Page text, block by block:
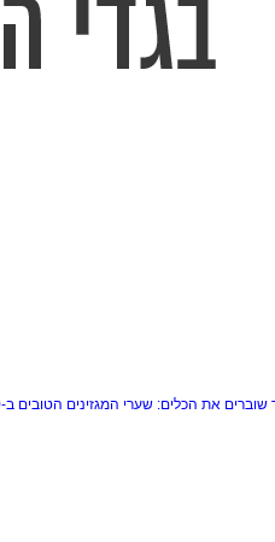
שוברים את הכלים: שערי המגזינים הטובים ב-2020